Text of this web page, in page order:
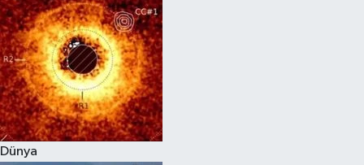
Dünya